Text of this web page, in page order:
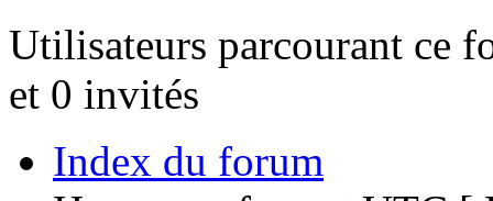
Utilisateurs parcourant ce
et 0 invités
Index du forum